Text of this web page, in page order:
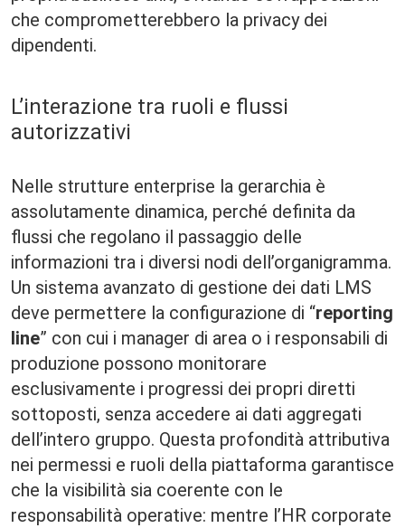
che comprometterebbero la privacy dei
dipendenti.
L’interazione tra ruoli e flussi
autorizzativi
Nelle strutture enterprise la gerarchia è
assolutamente dinamica, perché definita da
flussi che regolano il passaggio delle
informazioni tra i diversi nodi dell’organigramma.
Un sistema avanzato di gestione dei dati LMS
deve permettere la configurazione di “reporting
line” con cui i manager di area o i responsabili di
produzione possono monitorare
esclusivamente i progressi dei propri diretti
sottoposti, senza accedere ai dati aggregati
dell’intero gruppo. Questa profondità attributiva
nei permessi e ruoli della piattaforma garantisce
che la visibilità sia coerente con le
responsabilità operative: mentre l’HR corporate